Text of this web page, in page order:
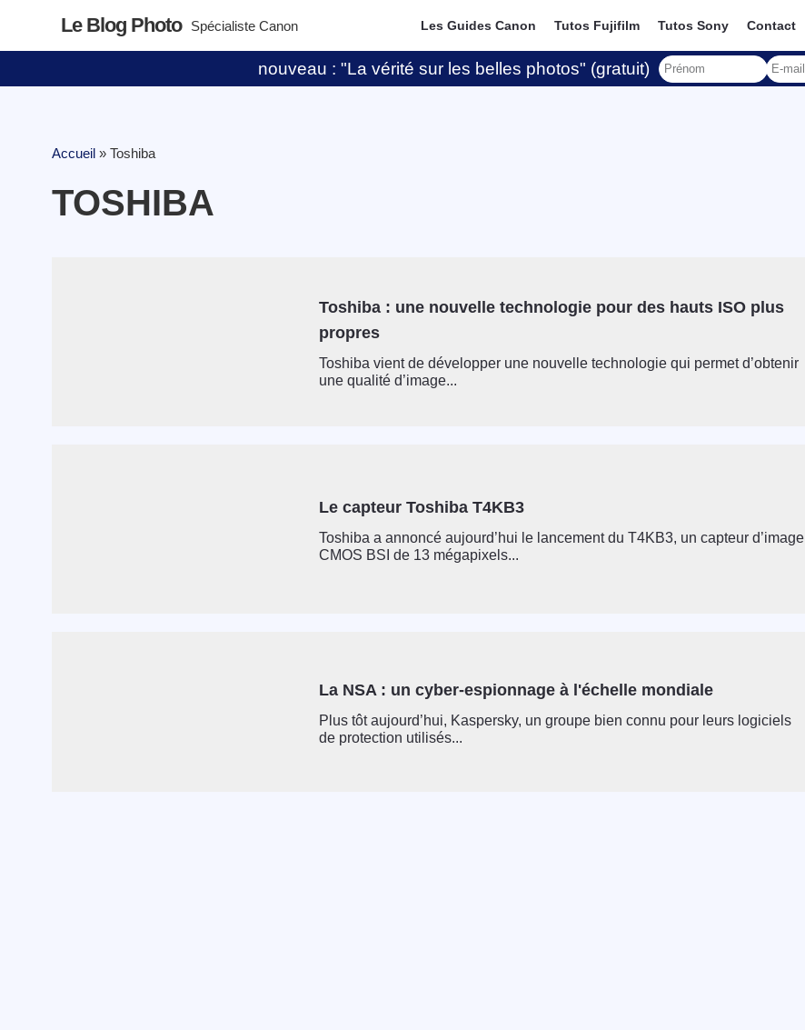
Le Blog Photo Spécialiste Canon Les Guides Canon Tutos Fujifilm Tutos Sony Contact
nouveau : "La vérité sur les belles photos" (gratuit)
Accueil » Toshiba
TOSHIBA
Toshiba : une nouvelle technologie pour des hauts ISO plus
propres
Toshiba vient de développer une nouvelle technologie qui permet d’obtenir
une qualité d’image...
Le capteur Toshiba T4KB3
Toshiba a annoncé aujourd’hui le lancement du T4KB3, un capteur d’image
CMOS BSI de 13 mégapixels...
La NSA : un cyber-espionnage à l'échelle mondiale
Plus tôt aujourd’hui, Kaspersky, un groupe bien connu pour leurs logiciels
de protection utilisés...